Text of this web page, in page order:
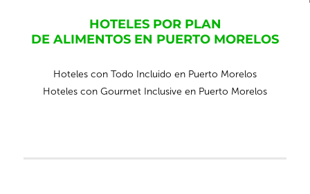
HOTELES POR PLAN
DE ALIMENTOS EN PUERTO MORELOS
Hoteles con Todo Incluido en Puerto Morelos
Hoteles con Gourmet Inclusive en Puerto Morelos